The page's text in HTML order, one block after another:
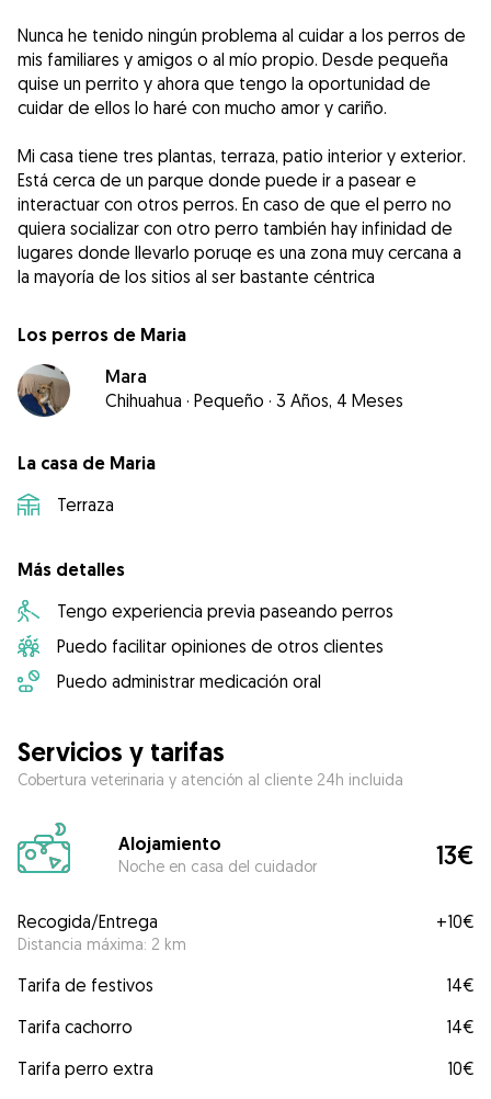
Nunca he tenido ningún problema al cuidar a los perros de
mis familiares y amigos o al mío propio. Desde pequeña
quise un perrito y ahora que tengo la oportunidad de
cuidar de ellos lo haré con mucho amor y cariño.
Mi casa tiene tres plantas, terraza, patio interior y exterior.
Está cerca de un parque donde puede ir a pasear e
interactuar con otros perros. En caso de que el perro no
quiera socializar con otro perro también hay infinidad de
lugares donde llevarlo poruqe es una zona muy cercana a
la mayoría de los sitios al ser bastante céntrica
Los perros de Maria
Mara
Chihuahua · Pequeño · 3 Años, 4 Meses
La casa de Maria
Terraza
Más detalles
Tengo experiencia previa paseando perros
Puedo facilitar opiniones de otros clientes
Puedo administrar medicación oral
Servicios y tarifas
Cobertura veterinaria y atención al cliente 24h incluida
Alojamiento
Noche en casa del cuidador 13€
Recogida/Entrega
Distancia máxima: 2 km
+10€
Tarifa de festivos
14€
Tarifa cachorro
14€
Tarifa perro extra
10€